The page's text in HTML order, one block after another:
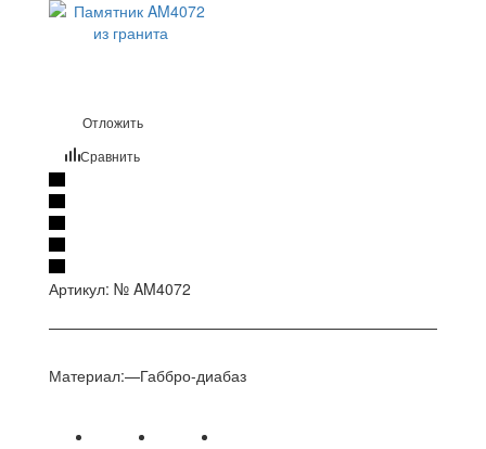
Отложить
Сравнить
Артикул: № AM4072
Материал:—Габбро-диабаз